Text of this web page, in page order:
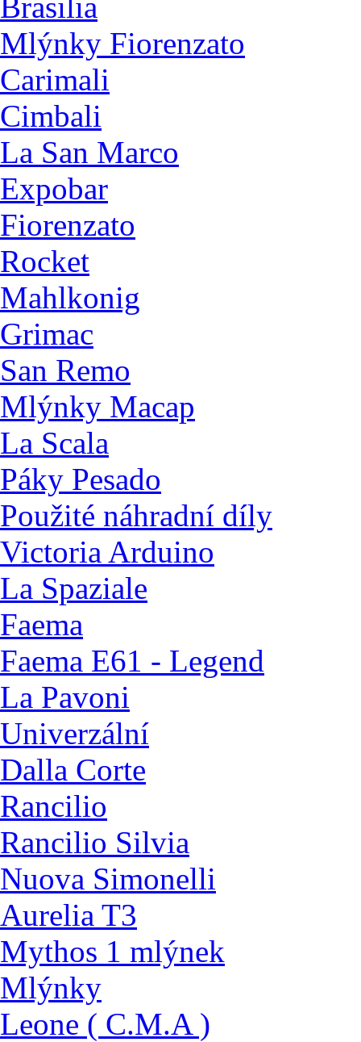
Mlýnky Fiorenzato
Carimali
Cimbali
La San Marco
Expobar
Fiorenzato
Rocket
Mahlkonig
Grimac
San Remo
Mlýnky Macap
La Scala
Páky Pesado
Použité náhradní díly
Victoria Arduino
La Spaziale
Faema
Faema E61 - Legend
La Pavoni
Univerzální
Dalla Corte
Rancilio
Rancilio Silvia
Nuova Simonelli
Aurelia T3
Mythos 1 mlýnek
Mlýnky
Leone ( C.M.A )